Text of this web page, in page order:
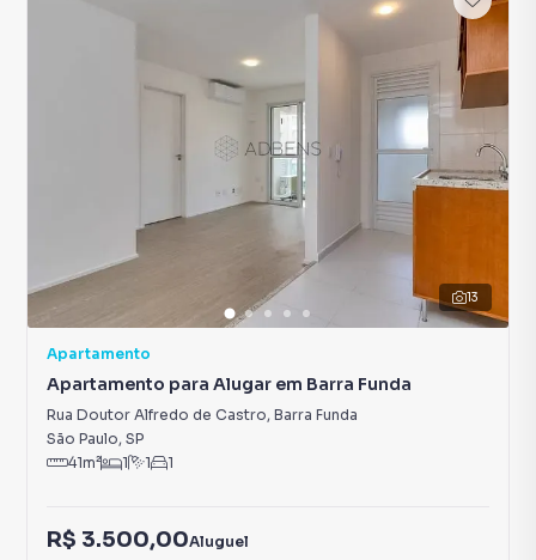
13
Apartamento
Apartamento para Alugar em Barra Funda
Rua Doutor Alfredo de Castro, Barra Funda
São Paulo, SP
41m² 1 1 1
R$ 3.500,00Aluguel